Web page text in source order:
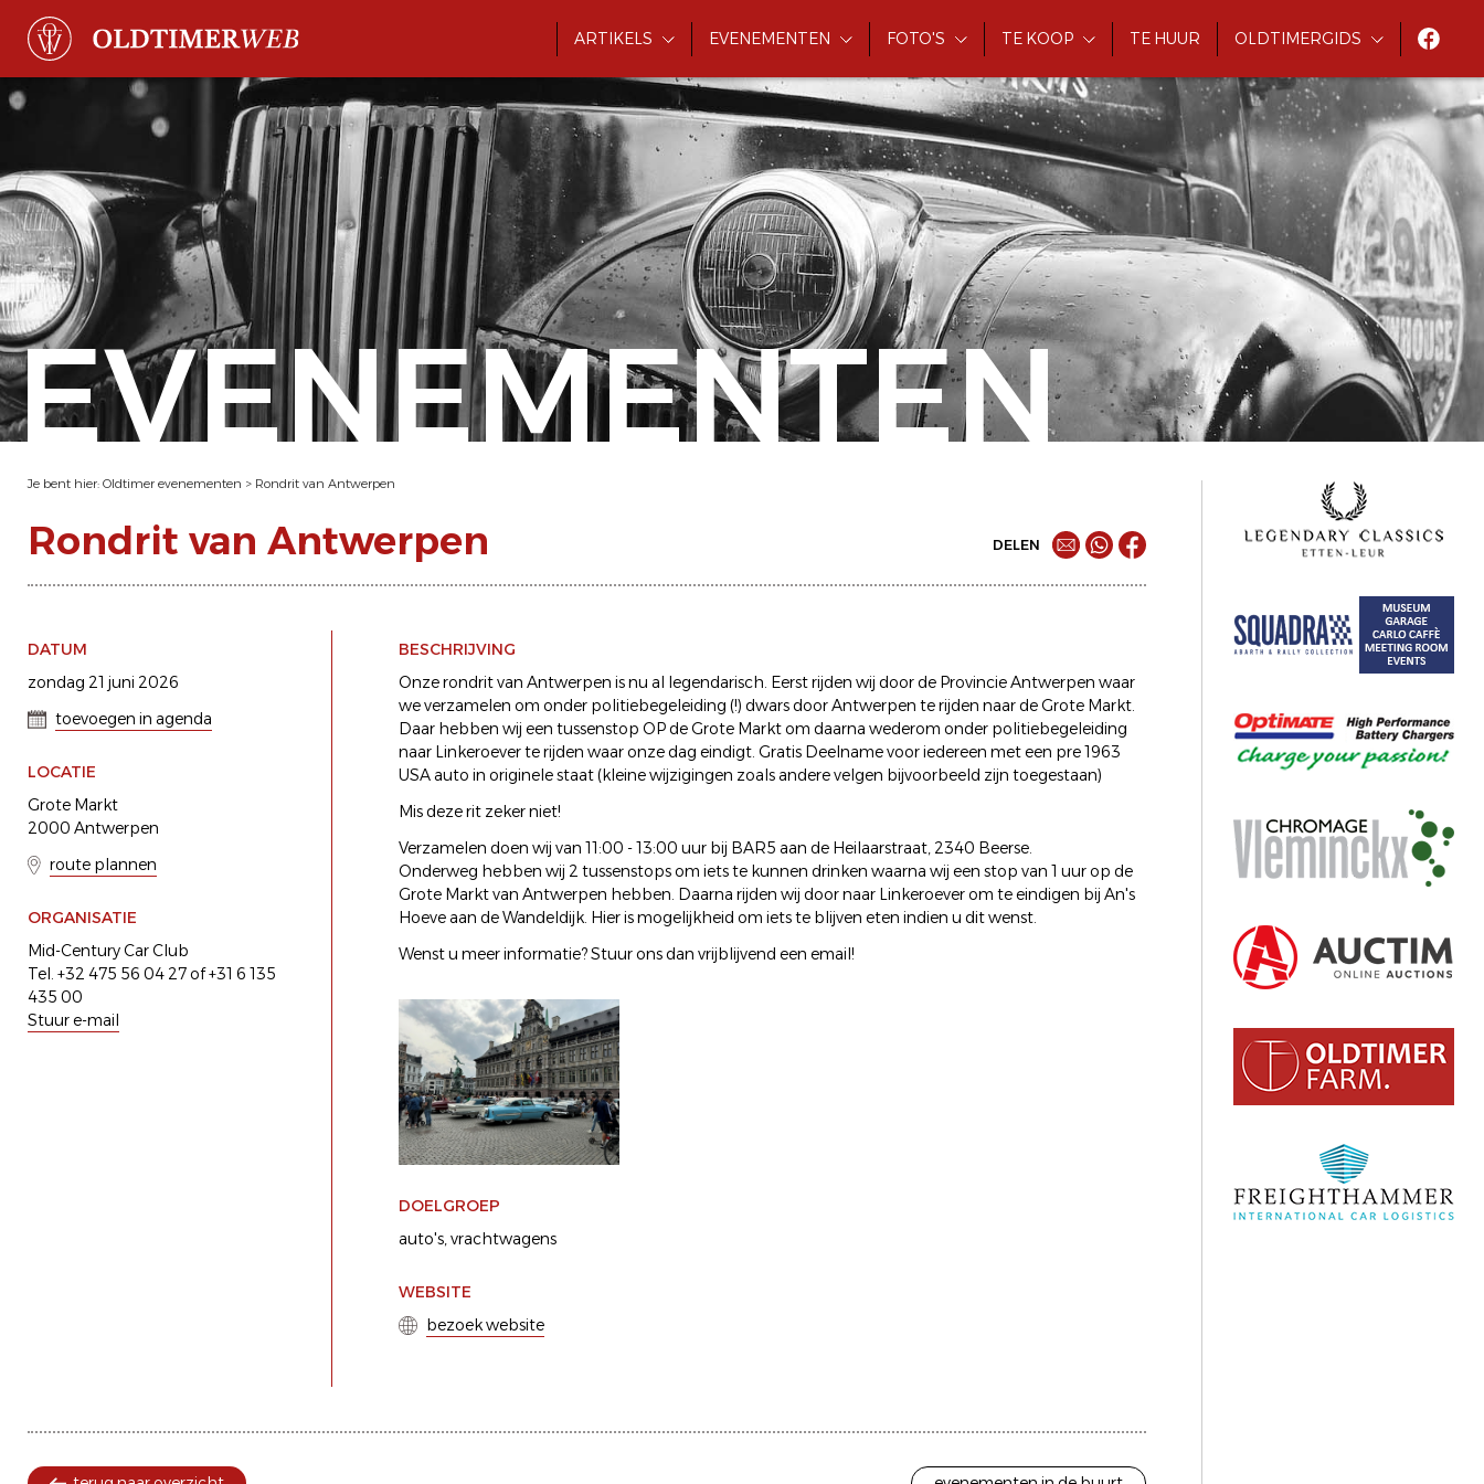
ARTIKELS EVENEMENTEN FOTO'S TE KOOP TE HUUR OLDTIMERGIDS
EVENEMENTEN
Je bent hier: Oldtimer evenementen > Rondrit van Antwerpen
Rondrit van Antwerpen DELEN
DATUM
zondag 21 juni 2026
toevoegen in agenda
LOCATIE
Grote Markt
2000 Antwerpen
route plannen
ORGANISATIE
Mid-Century Car Club
Tel. +32 475 56 04 27 of +31 6 135
435 00
Stuur e-mail
BESCHRIJVING
Onze rondrit van Antwerpen is nu al legendarisch. Eerst rijden wij door de Provincie Antwerpen waar
we verzamelen om onder politiebegeleiding (!) dwars door Antwerpen te rijden naar de Grote Markt.
Daar hebben wij een tussenstop OP de Grote Markt om daarna wederom onder politiebegeleiding
naar Linkeroever te rijden waar onze dag eindigt. Gratis Deelname voor iedereen met een pre 1963
USA auto in originele staat (kleine wijzigingen zoals andere velgen bijvoorbeeld zijn toegestaan)
Mis deze rit zeker niet!
Verzamelen doen wij van 11:00 - 13:00 uur bij BAR5 aan de Heilaarstraat, 2340 Beerse.
Onderweg hebben wij 2 tussenstops om iets te kunnen drinken waarna wij een stop van 1 uur op de
Grote Markt van Antwerpen hebben. Daarna rijden wij door naar Linkeroever om te eindigen bij An's
Hoeve aan de Wandeldijk. Hier is mogelijkheid om iets te blijven eten indien u dit wenst.
Wenst u meer informatie? Stuur ons dan vrijblijvend een email!
DOELGROEP
auto's vrachtwagens
WEBSITE
bezoek website